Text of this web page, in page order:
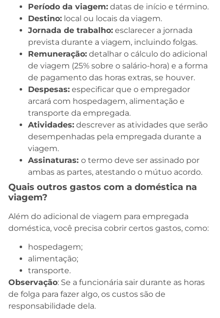
Período da viagem: datas de início e término.
Destino: local ou locais da viagem.
Jornada de trabalho: esclarecer a jornada
prevista durante a viagem, incluindo folgas.
Remuneração: detalhar o cálculo do adicional
de viagem (25% sobre o salário-hora) e a forma
de pagamento das horas extras, se houver.
Despesas: especificar que o empregador
arcará com hospedagem, alimentação e
transporte da empregada.
Atividades: descrever as atividades que serão
desempenhadas pela empregada durante a
viagem.
Assinaturas: o termo deve ser assinado por
ambas as partes, atestando o mútuo acordo.
Quais outros gastos com a doméstica na
viagem?
Além do adicional de viagem para empregada
doméstica, você precisa cobrir certos gastos, como:
hospedagem;
alimentação;
transporte.
Observação: Se a funcionária sair durante as horas
de folga para fazer algo, os custos são de
responsabilidade dela.